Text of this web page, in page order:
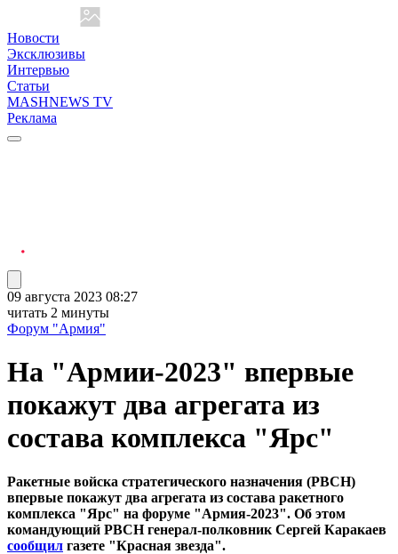
Новости
Эксклюзивы
Интервью
Статьи
MASHNEWS TV
Реклама
09 августа 2023 08:27
читать 2 минуты
Форум "Армия"
На "Армии-2023" впервые
покажут два агрегата из
состава комплекса "Ярс"
Ракетные войска стратегического назначения (РВСН)
впервые покажут два агрегата из состава ракетного
комплекса "Ярс" на форуме "Армия-2023". Об этом
командующий РВСН генерал-полковник Сергей Каракаев
сообщил газете "Красная звезда".